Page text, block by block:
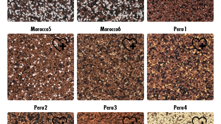
Morocco5 Morocco6 Peru1
Peru2 Peru3 Peru4